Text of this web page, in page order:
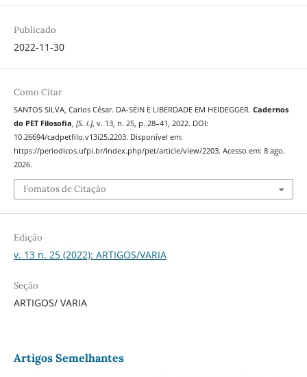
Publicado
2022-11-30
Como Citar
SANTOS SILVA, Carlos César. DA-SEIN E LIBERDADE EM HEIDEGGER. Cadernos
do PET Filosofia, [S. l.], v. 13, n. 25, p. 28–41, 2022. DOI:
10.26694/cadpetfilo.v13i25.2203. Disponível em:
https://periodicos.ufpi.br/index.php/pet/article/view/2203. Acesso em: 8 ago.
2026.
Fomatos de Citação
Edição
v. 13 n. 25 (2022): ARTIGOS/VARIA
Seção
ARTIGOS/ VARIA
Artigos Semelhantes